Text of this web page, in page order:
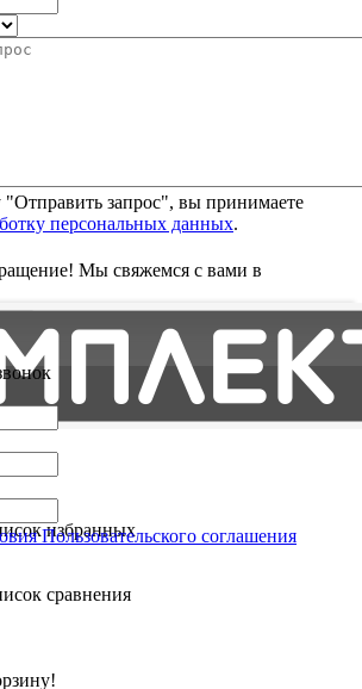
запрос", вы принимаете
персональных данных.
Мы свяжемся с вами в
избранных
сравнения
Пользовательского соглашения